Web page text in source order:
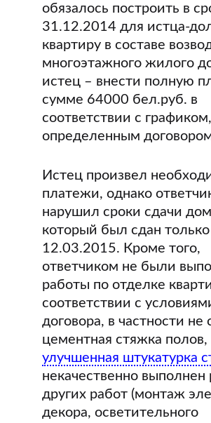
обязалось построить в
31.12.2014 для истца-
квартиру в составе
многоэтажного жилого
истец – внести полную
сумме 64000 бел.руб. в
соответствии с графиком,
определенным
Истец произвел
платежи, однако
нарушил сроки сдачи
который был сдан только
12.03.2015. Кроме того,
ответчиком не были
работы по отделке
соответствии с
договора, в частности не
цементная стяжка полов,
улучшенная штукатурка
некачественно выполнен
других работ (монтаж
декора, осветительного